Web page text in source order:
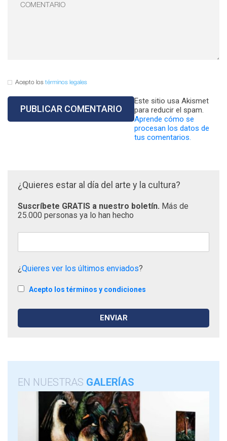
Acepto los términos legales
Este sitio usa Akismet
para reducir el spam.
Aprende cómo se
procesan los datos de
tus comentarios.
¿Quieres estar al día del arte y la cultura?
Suscríbete GRATIS a nuestro boletín. Más de
25.000 personas ya lo han hecho
¿Quieres ver los últimos enviados?
Acepto los términos y condiciones
EN NUESTRAS GALERÍAS